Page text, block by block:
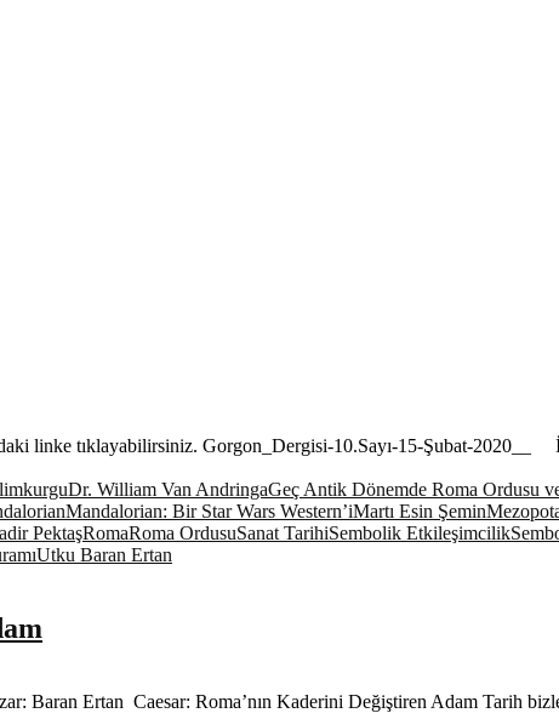
linke tıklayabilirsiniz. Gorgon_Dergisi-10.Sayı-15-Şubat-2020__
Dr. William Van AndringaGeç Antik Dönemde Roma Ordusu
Mandalorian: Bir Star Wars Western’iMartı Esin Şemin
PektaşRomaRoma OrdusuSanat TarihiSembolik Etkileşimcilik
Utku Baran Ertan
Baran Ertan Caesar: Roma’nın Kaderini Değiştiren Adam Tarih